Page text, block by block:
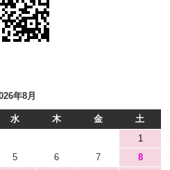
年8月
水 木 金
土
1
5 6 7
8